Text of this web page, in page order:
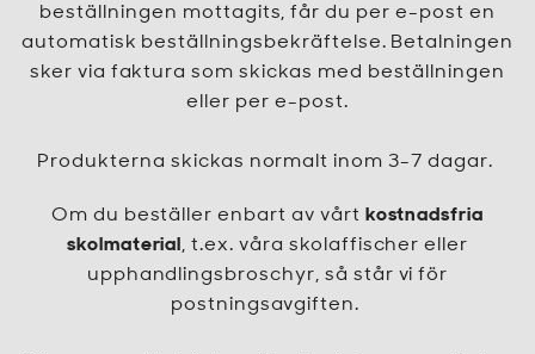
beställningen mottagits, får du per e-post en
automatisk beställningsbekräftelse. Betalningen
sker via faktura som skickas med beställningen
eller per e-post.
Produkterna skickas normalt inom 3-7 dagar.
Om du beställer enbart av vårt kostnadsfria
skolmaterial , t.ex. våra skolaffischer eller
upphandlingsbroschyr, så står vi för
postningsavgiften.